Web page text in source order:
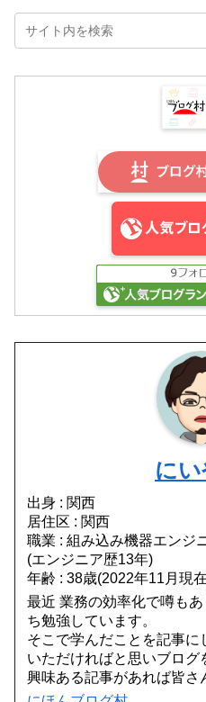
に
出身 : 関西
居住区 : 関西
職業 : 組み込み機器エンジ
(エンジニア歴13年)
年齢 : 38歳(2022年11月現
最近 業務の効率化で噂も
ち勉強しています。
そこで学んだことを記事に
いただければと思いブログ
興味ある記事があれば皆さ